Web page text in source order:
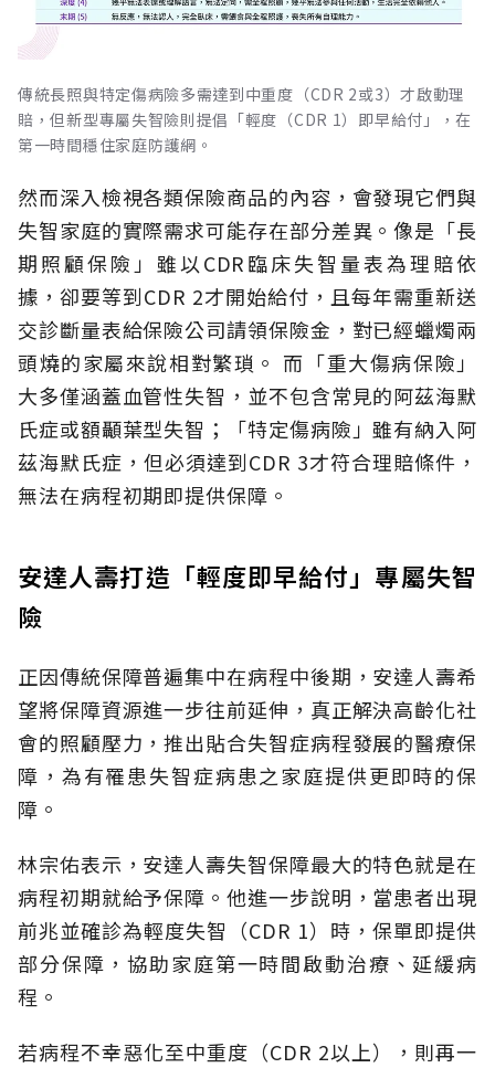
傳統長照與特定傷病險多需達到中重度（CDR 2或3）才啟動理
賠，但新型專屬失智險則提倡「輕度（CDR 1）即早給付」，在
第一時間穩住家庭防護網。
然而深入檢視各類保險商品的內容，會發現它們與
失智家庭的實際需求可能存在部分差異。像是「長
期照顧保險」雖以CDR臨床失智量表為理賠依
據，卻要等到CDR 2才開始給付，且每年需重新送
交診斷量表給保險公司請領保險金，對已經蠟燭兩
頭燒的家屬來說相對繁瑣。 而「重大傷病保險」
大多僅涵蓋血管性失智，並不包含常見的阿茲海默
氏症或額顳葉型失智；「特定傷病險」雖有納入阿
茲海默氏症，但必須達到CDR 3才符合理賠條件，
無法在病程初期即提供保障。
安達人壽打造「輕度即早給付」專屬失智
險
正因傳統保障普遍集中在病程中後期，安達人壽希
望將保障資源進一步往前延伸，真正解決高齡化社
會的照顧壓力，推出貼合失智症病程發展的醫療保
障，為有罹患失智症病患之家庭提供更即時的保
障。
林宗佑表示，安達人壽失智保障最大的特色就是在
病程初期就給予保障。他進一步說明，當患者出現
前兆並確診為輕度失智（CDR 1）時，保單即提供
部分保障，協助家庭第一時間啟動治療、延緩病
程。
若病程不幸惡化至中重度（CDR 2以上），則再一